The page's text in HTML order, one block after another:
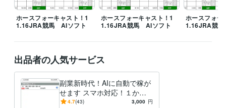
ホースフォーキャスト！1
1.16JRA競馬 AIソフト
ホースフォーキャスト！1
1.16JRA競馬 AIソフト
ホースフォー
1.16JRA競
出品者の人気サービス
副業新時代！AIに自動で稼が
せます スマホ対応！１か月
（４週）プラン創設
4.7(43) 3,000 円